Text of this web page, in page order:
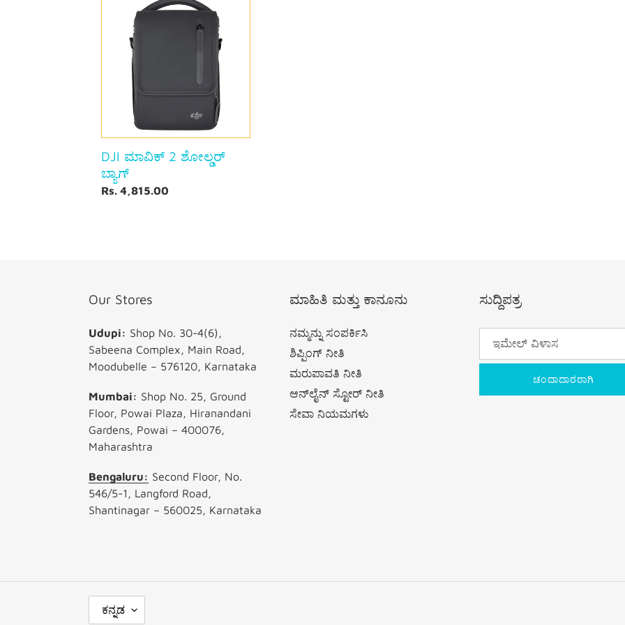
DJI ಮಾವಿಕ್ 2 ಶೋಲ್ಡರ್
ಬ್ಯಾಗ್
ನಿಯಮಿತ
Rs. 4,815.00
Our Stores
Udupi: Shop No. 30-4(6),
Sabeena Complex, Main Road,
Moodubelle – 576120, Karnataka
Mumbai: Shop No. 25, Ground
Floor, Powai Plaza, Hiranandani
Gardens, Powai – 400076,
Maharashtra
Bengaluru: Second Floor, No.
546/5-1, Langford Road,
Shantinagar – 560025, Karnataka
ಮಾಹಿತಿ ಮತ್ತು ಕಾನೂನು
ನಮ್ಮನ್ನು ಸಂಪರ್ಕಿಸಿ
ಶಿಪ್ಪಿಂಗ್ ನೀತಿ
ಮರುಪಾವತಿ ನೀತಿ
ಆನ್‌ಲೈನ್ ಸ್ಟೋರ್ ನೀತಿ
ಸೇವಾ ನಿಯಮಗಳು
ಸುದ್ದಿಪತ್ರ
ಚಂದಾದಾರರಾಗಿ
ಭಾ
ಷೆ
ಕನ್ನಡ